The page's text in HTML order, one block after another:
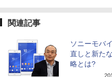
関連記事
ソニーモバ
直しと新た
略とは?